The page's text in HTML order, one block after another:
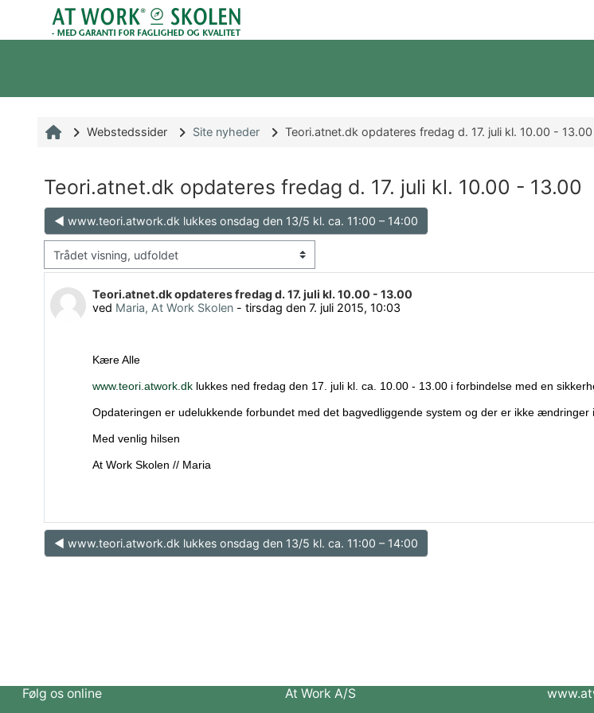
Gå til hovedindhold
Webstedssider Site nyheder Teori.atnet.dk opdateres fredag d. 17. juli kl. 10.00 - 13.00
Teori.atnet.dk opdateres fredag d. 17. juli kl. 10.00 - 13.00
◀︎ www.teori.atwork.dk lukkes onsdag den 13/5 kl. ca. 11:00 – 14:00
Visningsform
Teori.atnet.dk opdateres fredag d. 17. juli kl. 10.00 - 13.00
ved Maria, At Work Skolen- tirsdag den 7. juli 2015, 10:03
Antal besvarelser: 0
Kære Alle
www.teori.atwork.dklukkes ned fredag den 17. juli kl. ca. 10.00 - 13.00 i forbindelse med en
Opdateringen er udelukkende forbundet med det bagvedliggende system og der er ikke ændringer
Med venlig hilsen
At Work Skolen // Maria
◀︎ www.teori.atwork.dk lukkes onsdag den 13/5 kl. ca. 11:00 – 14:00
Følg os online At Work A/S